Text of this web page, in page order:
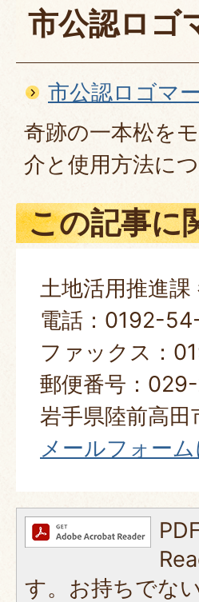
市公認ロゴ
市公認ロゴマ
奇跡の一本松を
介と使用方法に
この記事に
土地活用推進課
電話：0192-
ファックス：
郵便番号：
岩手県陸前高
メールフォー
す。お持ちでな